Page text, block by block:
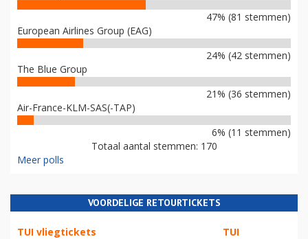
47% (81 stemmen)
European Airlines Group (EAG)
24% (42 stemmen)
The Blue Group
21% (36 stemmen)
Air-France-KLM-SAS(-TAP)
6% (11 stemmen)
Totaal aantal stemmen: 170
Meer polls
VOORDELIGE RETOURTICKETS
TUI vliegtickets TUI